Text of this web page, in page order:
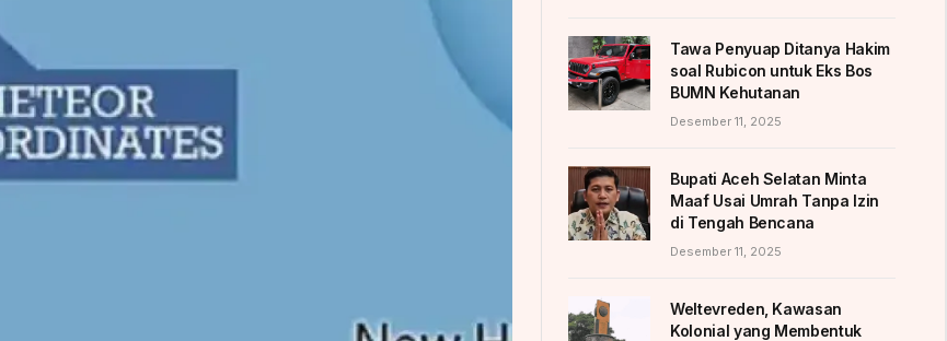
Tawa Penyuap Ditanya Hakim
soal Rubicon untuk Eks Bos
BUMN Kehutanan
Desember 11, 2025
Bupati Aceh Selatan Minta
Maaf Usai Umrah Tanpa Izin
di Tengah Bencana
Desember 11, 2025
Weltevreden, Kawasan
Kolonial yang Membentuk